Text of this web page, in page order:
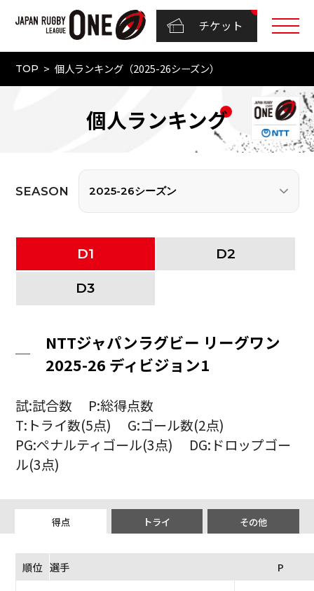
チケット
TOP 個人ランキング（2025-26シーズン）
個人ランキング
SEASON
D1 D2
D3
NTTジャパンラグビー リーグワン
2025-26 ディビジョン1
試:試合数 P:総得点数
T:トライ数(5点) G:ゴール数(2点)
PG:ペナルティゴール(3点) DG:ドロップゴー
ル(3点)
得点 トライ その他
順位 選手 P